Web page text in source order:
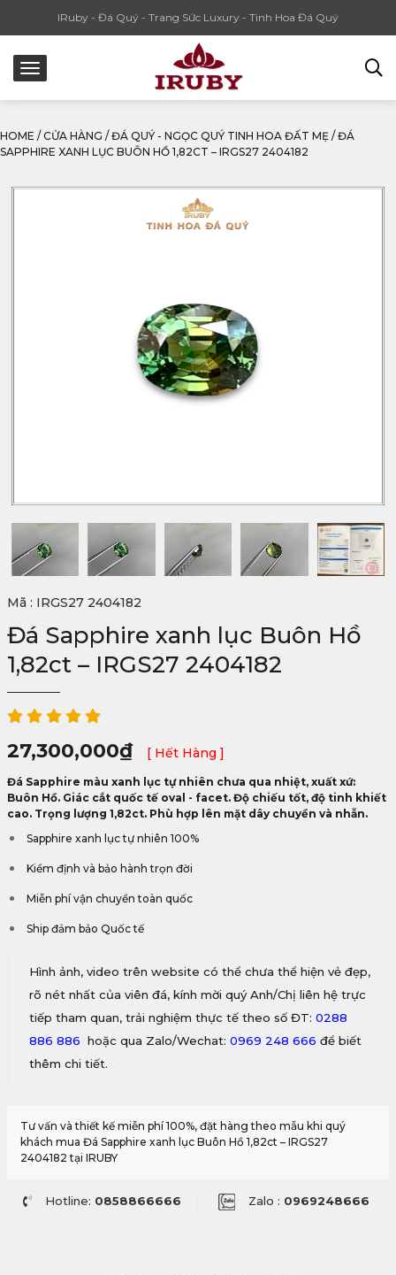
IRuby - Đá Quý - Trang Sức Luxury - Tinh Hoa Đá Quý
HOME / CỬA HÀNG / ĐÁ QUÝ - NGỌC QUÝ TINH HOA ĐẤT MẸ / ĐÁ
SAPPHIRE XANH LỤC BUÔN HỒ 1,82CT – IRGS27 2404182
Mã : IRGS27 2404182
Đá Sapphire xanh lục Buôn Hồ
1,82ct – IRGS27 2404182
27,300,000₫ [ Hết Hàng ]
Đá Sapphire màu xanh lục tự nhiên chưa qua nhiệt, xuất xứ:
Buôn Hồ. Giác cắt quốc tế oval - facet. Độ chiếu tốt, độ tinh khiết
cao. Trọng lượng 1,82ct. Phù hợp lên mặt dây chuyền và nhẫn.
Sapphire xanh lục tự nhiên 100%
Kiểm định và bảo hành trọn đời
Miễn phí vận chuyển toàn quốc
Ship đảm bảo Quốc tế
Hình ảnh, video trên website có thể chưa thể hiện vẻ đẹp,
rõ nét nhất của viên đá, kính mời quý Anh/Chị liên hệ trực
tiếp tham quan, trải nghiệm thực tế theo số ĐT: 0288
886 886 hoặc qua Zalo/Wechat: 0969 248 666 để biết
thêm chi tiết.
Tư vấn và thiết kế miễn phí 100%, đặt hàng theo mẫu khi quý
khách mua Đá Sapphire xanh lục Buôn Hồ 1,82ct – IRGS27
2404182 tại IRUBY
Hotline: 0858866666 Zalo : 0969248666